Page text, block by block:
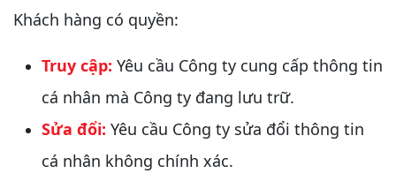
Khách hàng có quyền:
Truy cập: Yêu cầu Công ty cung cấp thông tin
cá nhân mà Công ty đang lưu trữ.
Sửa đổi: Yêu cầu Công ty sửa đổi thông tin
cá nhân không chính xác.